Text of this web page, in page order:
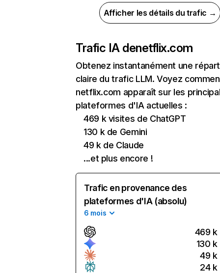
Afficher les détails du trafic →
Trafic IA denetflix.com
Obtenez instantanément une
claire du trafic LLM. Voyez
netflix.com apparaît sur les
plateformes d'IA actuelles :
469 k visites de ChatGPT
130 k de Gemini
49 k de Claude
...et plus encore !
Trafic en provenance des
plateformes d'IA (absolu)
6 mois
469 k
130 k
49 k
24 k